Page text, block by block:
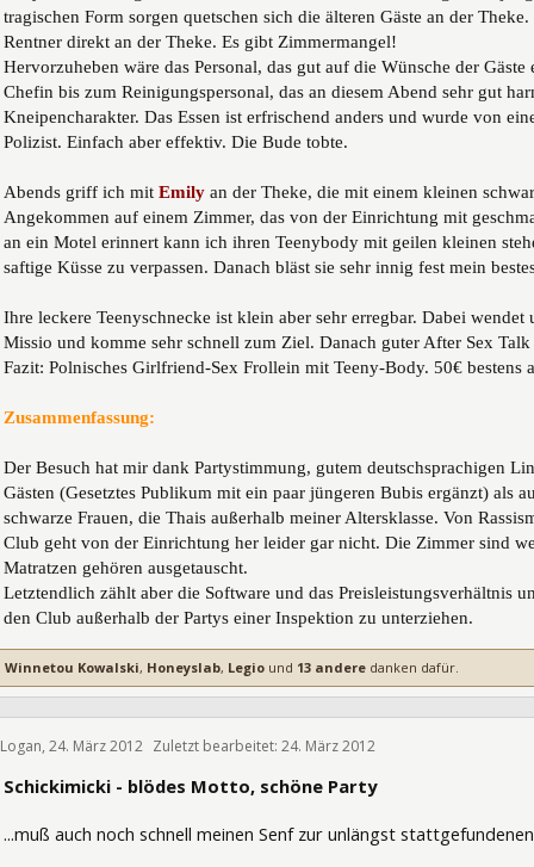
tragischen Form sorgen quetschen sich die älteren Gäste an der
Rentner direkt an der Theke. Es gibt Zimmermangel!
Hervorzuheben wäre das Personal, das gut auf die Wünsche der
Chefin bis zum Reinigungspersonal, das an diesem Abend sehr gut
Kneipencharakter. Das Essen ist erfrischend anders und wurde von
Polizist. Einfach aber effektiv. Die Bude tobte.
Abends griff ich mit Emily an der Theke, die mit einem kleinen
Angekommen auf einem Zimmer, das von der Einrichtung mit
an ein Motel erinnert kann ich ihren Teenybody mit geilen kleinen
saftige Küsse zu verpassen. Danach bläst sie sehr innig fest mein
Ihre leckere Teenyschnecke ist klein aber sehr erregbar. Dabei
Missio und komme sehr schnell zum Ziel. Danach guter After Sex
Fazit: Polnisches Girlfriend-Sex Frollein mit Teeny-Body. 50€ bestens
Zusammenfassung:
Der Besuch hat mir dank Partystimmung, gutem deutschsprachigen
Gästen (Gesetztes Publikum mit ein paar jüngeren Bubis ergänzt) als
schwarze Frauen, die Thais außerhalb meiner Altersklasse. Von
Club geht von der Einrichtung her leider gar nicht. Die Zimmer sind
Matratzen gehören ausgetauscht.
Letztendlich zählt aber die Software und das Preisleistungsverhältnis
den Club außerhalb der Partys einer Inspektion zu unterziehen.
Winnetou Kowalski, Honeyslab, Legio und 13 andere danken dafür.
Logan, 24. März 2012 Zuletzt bearbeitet: 24. März 2012
Schickimicki - blödes Motto, schöne Party
...muß auch noch schnell meinen Senf zur unlängst